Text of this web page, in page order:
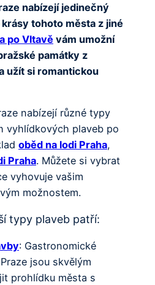
nabízejí jedinečný
tohoto města z jiné
po Vltavě vám umožní
památky z
užít si romantickou
nabízejí různé typy
vyhlídkových plaveb po
oběd na lodi Praha,
Praha. Můžete si vybrat
vyhovuje vašim
možnostem.
typy plaveb patří:
: Gastronomické
jsou skvělým
prohlídku města s